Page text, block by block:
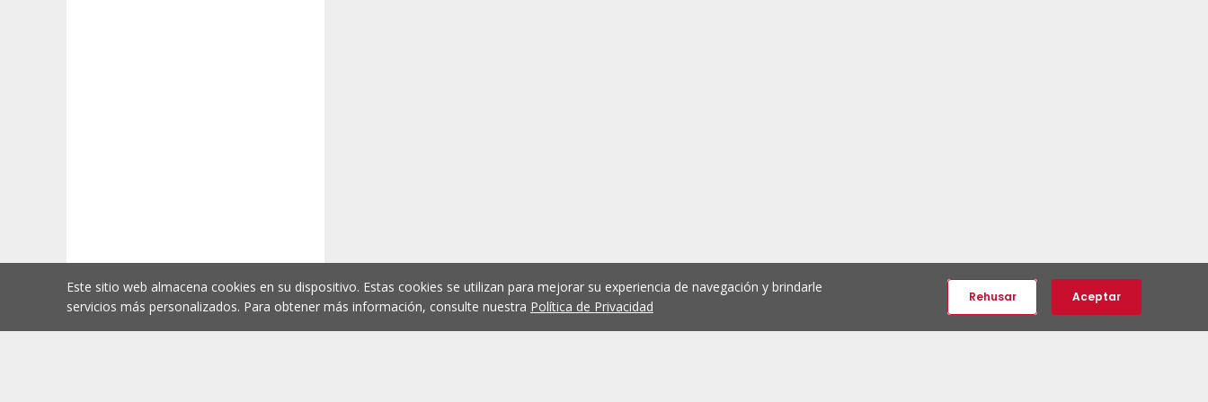
Este sitio web almacena cookies en su dispositivo. Estas cookies se utilizan para mejorar su experiencia de navegación y brindarle
servicios más personalizados. Para obtener más información, consulte nuestra Política de Privacidad
Rehusar Aceptar